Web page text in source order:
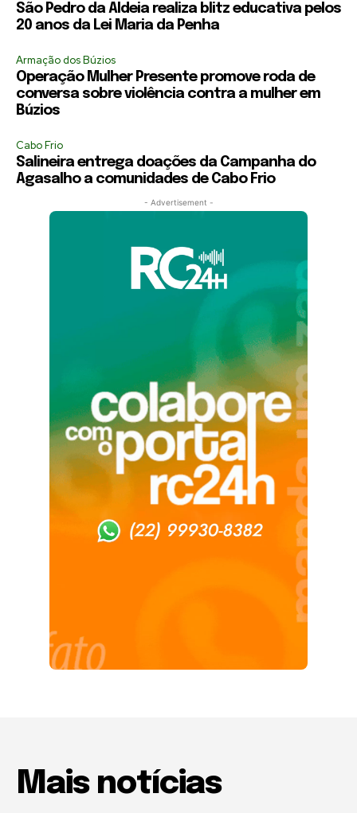
São Pedro da Aldeia realiza blitz educativa pelos
20 anos da Lei Maria da Penha
Armação dos Búzios
Operação Mulher Presente promove roda de
conversa sobre violência contra a mulher em
Búzios
Cabo Frio
Salineira entrega doações da Campanha do
Agasalho a comunidades de Cabo Frio
- Advertisement -
Mais notícias